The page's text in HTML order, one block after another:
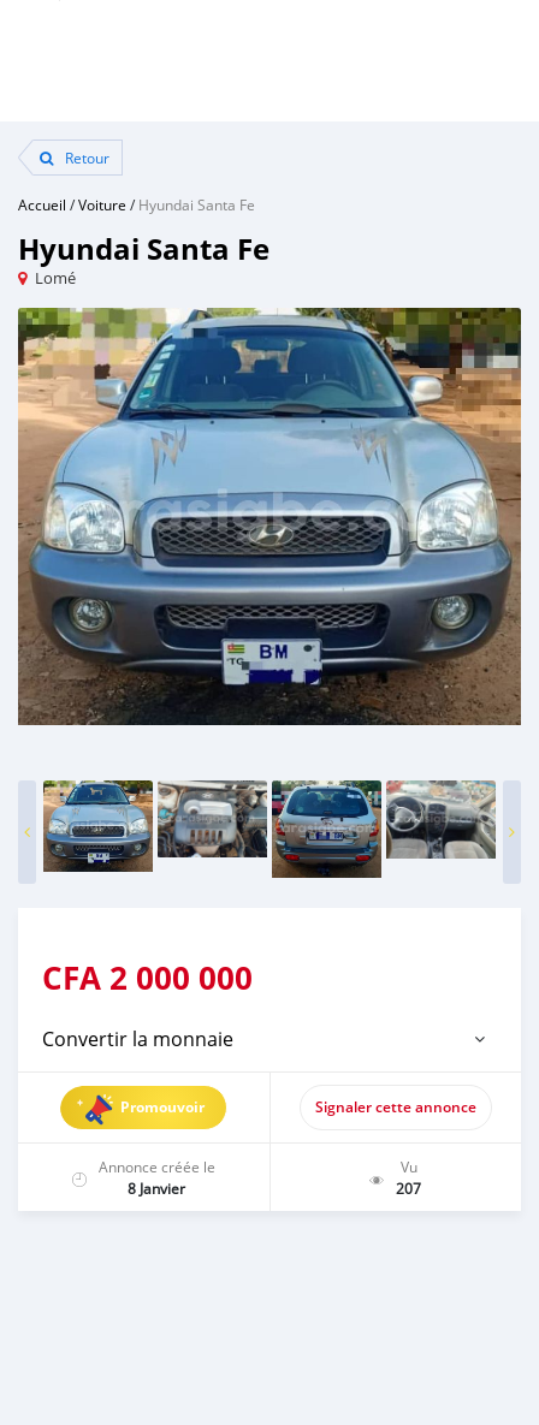
Retour
Accueil /Voiture /Hyundai Santa Fe
Hyundai Santa Fe
Lomé
CFA 2 000 000
Convertir la monnaie
Promouvoir Signaler cette annonce
Annonce créée le
8 Janvier
Vu
207